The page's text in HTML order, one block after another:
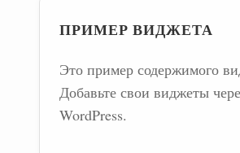
ПРИМЕР ВИДЖЕТА
Это пример содержимого
Добавьте свои виджеты
WordPress.